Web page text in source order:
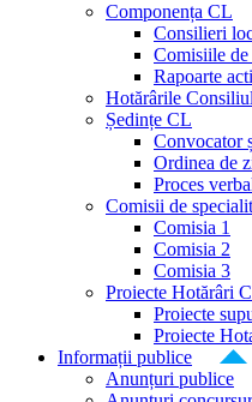
Componența CL
Consilieri
Comisiile de
Rapoarte
Hotărârile
Ședințe CL
Convocator
Ordinea de
Proces
Comisii de
Comisia 1
Comisia 2
Comisia 3
Proiecte Hotărâri
Proiecte
Proiecte
Informații publice
Anunțuri publice